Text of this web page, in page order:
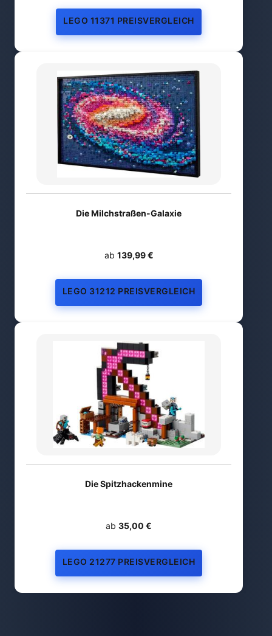
LEGO 11371 PREISVERGLEICH
Die Milchstraßen-Galaxie
ab 139,99 €
LEGO 31212 PREISVERGLEICH
Die Spitzhackenmine
ab 35,00 €
LEGO 21277 PREISVERGLEICH